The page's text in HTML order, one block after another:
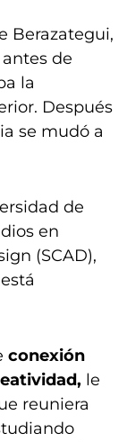
Berazategui,
de
la
Después
se mudó a
de
en
(SCAD),
conexión
le
reuniera